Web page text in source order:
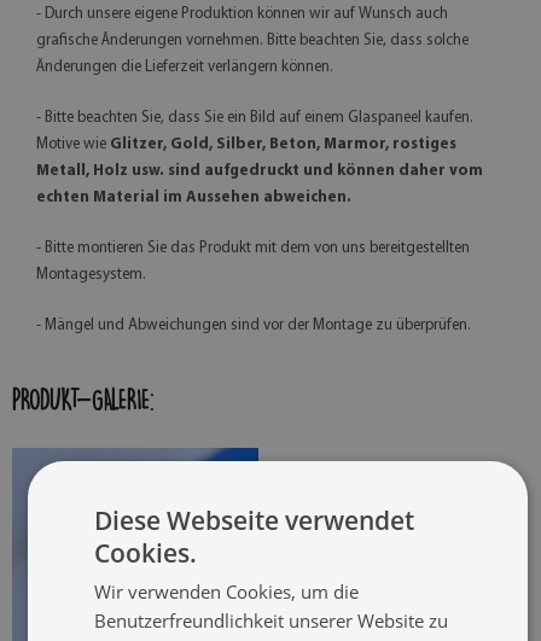
- Durch unsere eigene Produktion können wir auf Wunsch auch
grafische Änderungen vornehmen. Bitte beachten Sie, dass solche
Änderungen die Lieferzeit verlängern können.
- Bitte beachten Sie, dass Sie ein Bild auf einem Glaspaneel kaufen.
Motive wie Glitzer, Gold, Silber, Beton, Marmor, rostiges
Metall, Holz usw. sind aufgedruckt und können daher vom
echten Material im Aussehen abweichen.
- Bitte montieren Sie das Produkt mit dem von uns bereitgestellten
Montagesystem.
- Mängel und Abweichungen sind vor der Montage zu überprüfen.
PRODUKT-GALERIE:
Diese Webseite verwendet
Cookies.
Wir verwenden Cookies, um die
Benutzerfreundlichkeit unserer Website zu